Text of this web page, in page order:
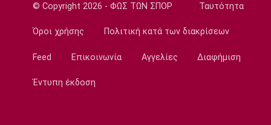
Το Ελεγκτικό Συνέδριο ακύρωσε τον
διαγωνισμό για την ενεργειακή αναβάθμιση
του ΣΕΦ!
13:27
Ίντερ: «Δένει» για πάντα τον Ντιμάρκο
© Copyright 2026 - ΦΩΣ ΤΩΝ ΣΠΟΡ Ταυτότητα
Όροι χρήσης Πολιτική κατά των διακρίσεων
Feed Επικοινωνία Αγγελίες Διαφήμιση
Έντυπη έκδοση